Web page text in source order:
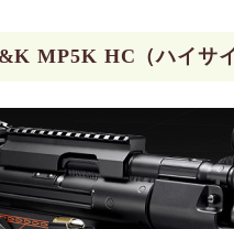
MP5K HC（ハイサ